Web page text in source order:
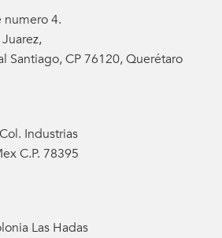
numero 4.
Santiago, CP 76120, Querétaro
Industrias
C.P. 78395
Las Hadas